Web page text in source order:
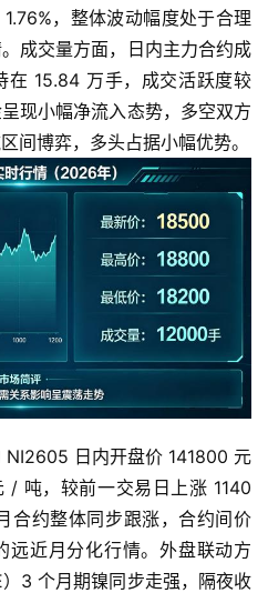
，整体波动幅度处于合理
成交量方面，日内主力合约成
在 15.84 万手，成交活跃度较
现小幅净流入态势，多空双方
博弈，多头占据小幅优势。
NI2605 日内开盘价 141800 元
吨，较前一交易日上涨 1140
合约整体同步跟涨，合约间价
远近月分化行情。外盘联动方
3 个月期镍同步走强，隔夜收